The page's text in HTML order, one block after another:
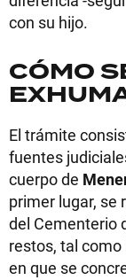
con su hijo.
CÓMO
El trámite
fuentes
cuerpo de
primer lugar, se
del Cementerio
restos, tal
en que se